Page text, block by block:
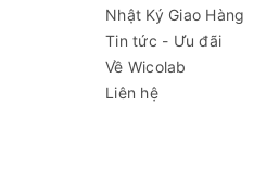
Bộ điều khiển
Màn hình
Máy nén
Nhật Ký Giao Hàng
Tin tức - Ưu đãi
Về Wicolab
Liên hệ